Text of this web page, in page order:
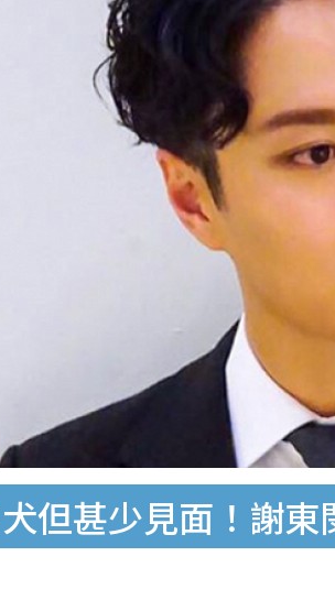
但甚少見面！謝